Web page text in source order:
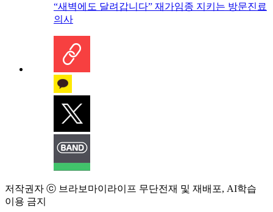
“새벽에도 달려갑니다” 재가임종 지키는 방문진료
의사
저작권자 ⓒ 브라보마이라이프 무단전재 및 재배포, AI학습
이용 금지